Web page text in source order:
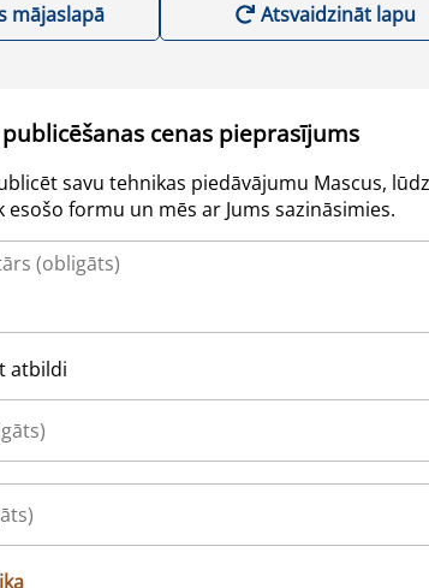
mājaslapā Atsvaidzināt lapu
cenas pieprasījums
savu tehnikas piedāvājumu Mascus,
esošo formu un mēs ar Jums sazināsimies.
atbildi